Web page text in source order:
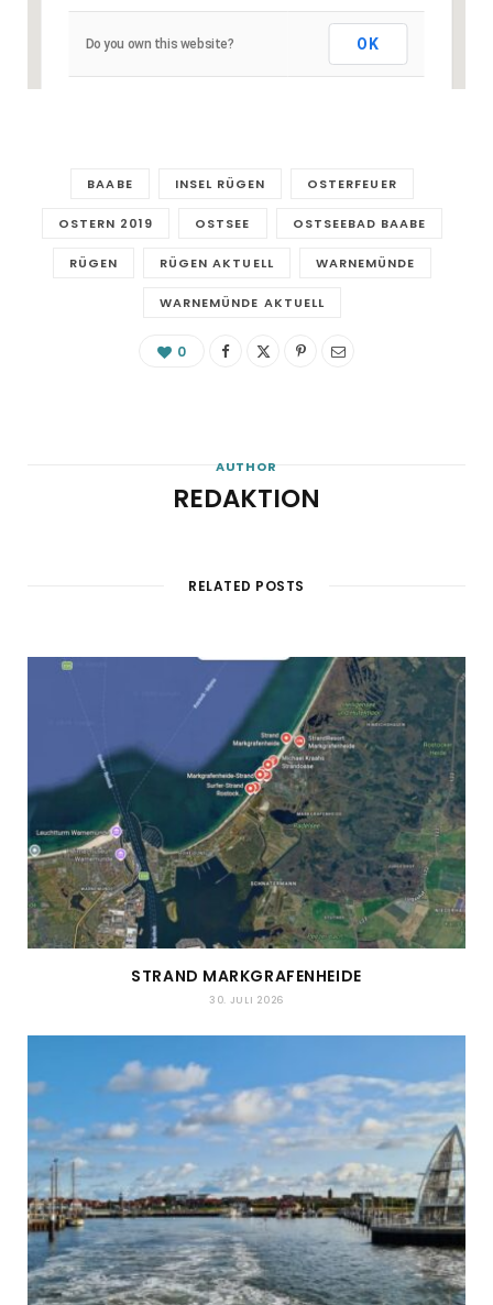
Do you own this website? OK
BAABE INSEL RÜGEN OSTERFEUER
OSTERN 2019 OSTSEE OSTSEEBAD BAABE
RÜGEN RÜGEN AKTUELL WARNEMÜNDE
WARNEMÜNDE AKTUELL
0
AUTHOR
REDAKTION
RELATED POSTS
STRAND MARKGRAFENHEIDE
30. JULI 2026